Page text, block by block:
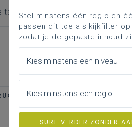
wis alle
Stel minstens één regio en
passen dit toe als kijkfilter op
zodat je de gepaste inhoud
Kies minstens een niveau
Kies minstens een regio
SURF VERDER ZONDER